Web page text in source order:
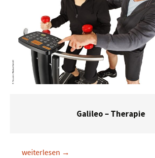
Galileo – Therapie
Galileo
weiterlesen →